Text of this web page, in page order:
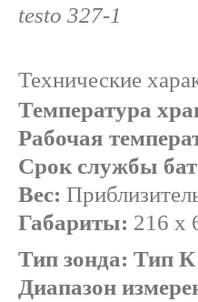
testo 327-1
Технические
Температура
Рабочая
Срок службы
Вес:
Габариты: 216 x
Тип зонда: Тип К
Диапазон